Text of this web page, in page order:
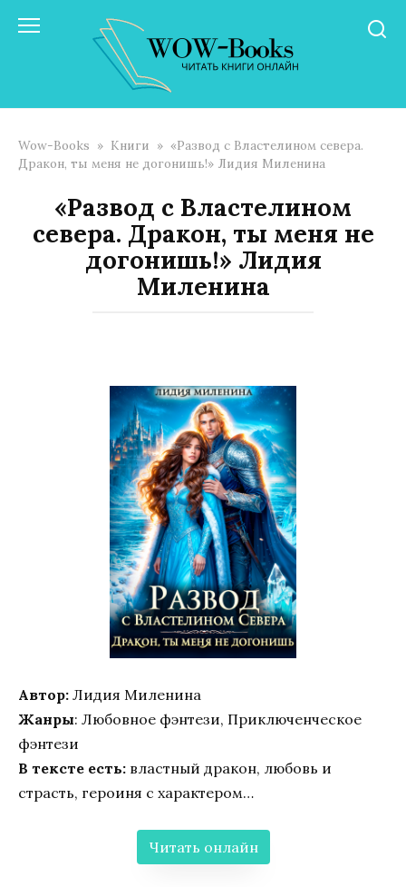
Wow-Books » Книги » «Развод с Властелином севера.
Дракон, ты меня не догонишь!» Лидия Миленина
«Развод с Властелином
севера. Дракон, ты меня не
догонишь!» Лидия
Миленина
Автор: Лидия Миленина
Жанры: Любовное фэнтези, Приключенческое
фэнтези
В тексте есть: властный дракон, любовь и
страсть, героиня с характером…
Читать онлайн